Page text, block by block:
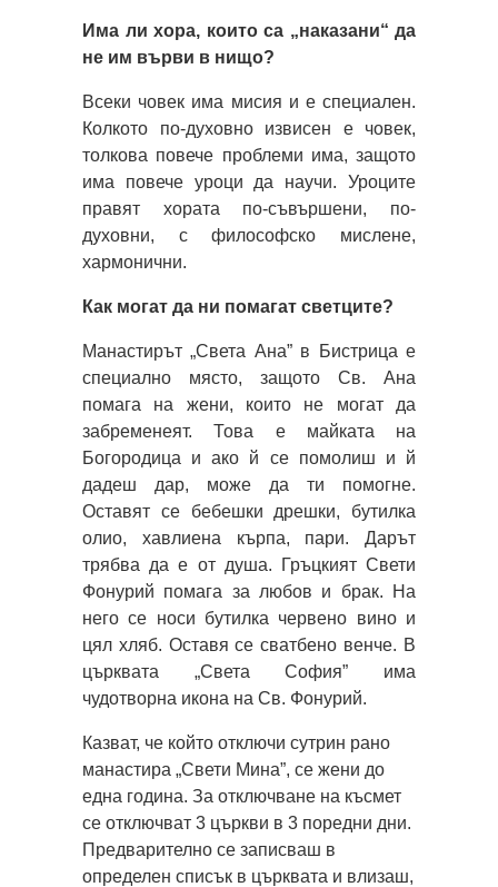
Има ли хора, които са „наказани“ да
не им върви в нищо?
Всеки човек има мисия и е специален.
Колкото по-духовно извисен е човек,
толкова повече проблеми има, защото
има повече уроци да научи. Уроците
правят хората по-съвършени, по-
духовни, с философско мислене,
хармонични.
Как могат да ни помагат светците?
Манастирът „Света Ана” в Бистрица е
специално място, защото Св. Ана
помага на жени, които не могат да
забременеят. Това е майката на
Богородица и ако й се помолиш и й
дадеш дар, може да ти помогне.
Оставят се бебешки дрешки, бутилка
олио, хавлиена кърпа, пари. Дарът
трябва да е от душа. Гръцкият Свети
Фонурий помага за любов и брак. На
него се носи бутилка червено вино и
цял хляб. Оставя се сватбено венче. В
църквата „Света София” има
чудотворна икона на Св. Фонурий.
Казват, че който отключи сутрин рано
манастира „Свети Мина”, се жени до
една година. За отключване на късмет
се отключват 3 църкви в 3 поредни дни.
Предварително се записваш в
определен списък в църквата и влизаш,